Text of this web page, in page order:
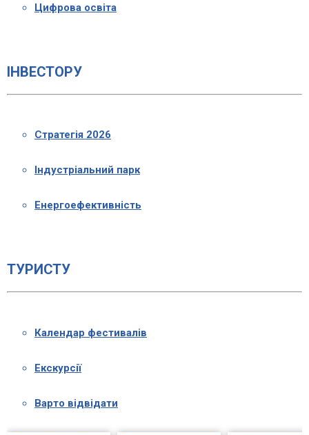
Цифрова освіта
ІНВЕСТОРУ
Стратегія 2026
Індустріальний парк
Енергоефективність
ТУРИСТУ
Календар фестивалів
Екскурсії
Варто відвідати